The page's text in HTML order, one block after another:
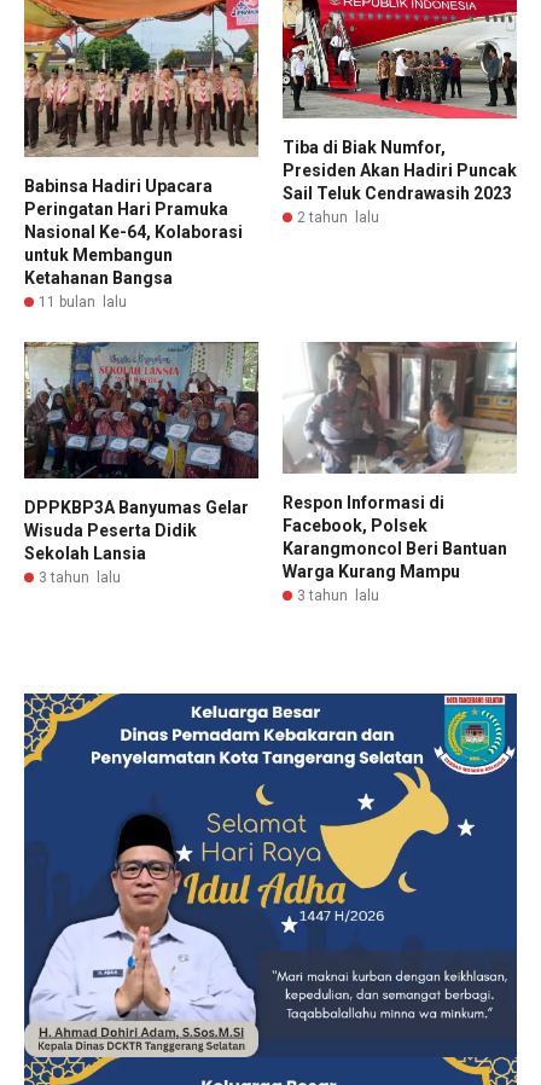
Babinsa Hadiri Upacara
Peringatan Hari Pramuka
Nasional Ke-64, Kolaborasi
untuk Membangun
Ketahanan Bangsa
11 bulan lalu
Tiba di Biak Numfor,
Presiden Akan Hadiri Puncak
Sail Teluk Cendrawasih 2023
2 tahun lalu
DPPKBP3A Banyumas Gelar
Wisuda Peserta Didik
Sekolah Lansia
3 tahun lalu
Respon Informasi di
Facebook, Polsek
Karangmoncol Beri Bantuan
Warga Kurang Mampu
3 tahun lalu